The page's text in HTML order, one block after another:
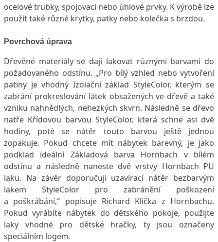
ocelové trubky, spojovací nebo úhlové prvky. K výrobě lze
použít také různé krytky, patky nebo kolečka s brzdou.
Povrchová úprava
Dřevěné materiály se dají lakovat různými barvami do
požadovaného odstínu. „Pro bílý vzhled nebo vytvoření
patiny je vhodný Izolační základ StyleColor, kterým se
zabrání prokreslování látek obsažených ve dřevě a také
vzniku nahnědlých, nehezkých skvrn. Následně se dřevo
natře Křídovou barvou StyleColor, která schne asi dvě
hodiny, poté se nátěr touto barvou ještě jednou
zopakuje. Pokud chcete mít nábytek barevný, je jako
podklad ideální Základová barva Hornbach v bílém
odstínu a následně naneste dvě vrstvy Hornbach PU
laku. Na závěr doporučuji uzavírací nátěr bezbarvým
lakem StyleColor pro zabránění poškození
a poškrábání,“ popisuje Richard Klička z Hornbachu.
Pokud vyrábíte nábytek do dětského pokoje, použijte
laky vhodné pro dětské hračky, ty jsou označeny
speciálním logem.